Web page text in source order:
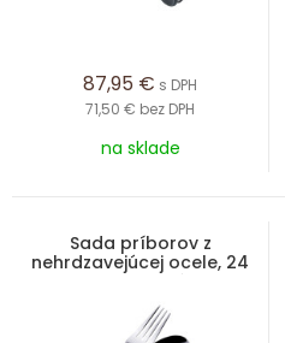
87,95 € s DPH
71,50 € bez DPH
na sklade
Sada príborov z
nehrdzavejúcej ocele, 24
ks, leštená